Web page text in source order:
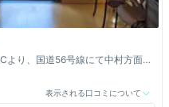
より、国道56号線にて中村方面へ
表示される口コミについて